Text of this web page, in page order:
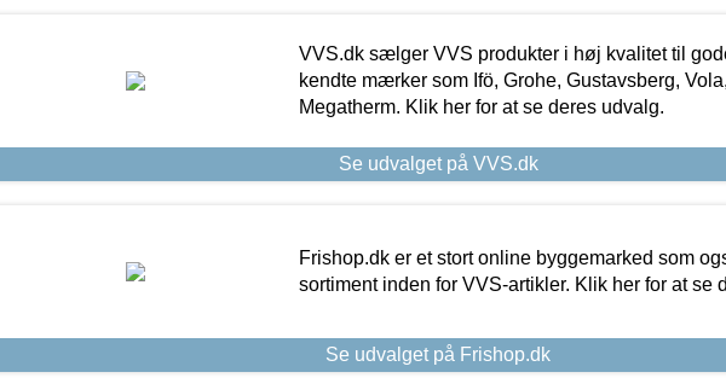
VVS.dk sælger VVS produkter i høj kvalitet til
kendte mærker som Ifö, Grohe, Gustavsberg,
Megatherm. Klik her for at se deres udvalg.
Se udvalget på VVS.dk
Frishop.dk er et stort online byggemarked som
sortiment inden for VVS-artikler. Klik her for at se
Se udvalget på Frishop.dk